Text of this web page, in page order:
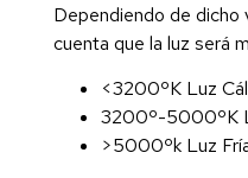
Dependiendo de
cuenta que la luz será
<3200ºK Luz
3200º-5000ºK
>5000ºk Luz